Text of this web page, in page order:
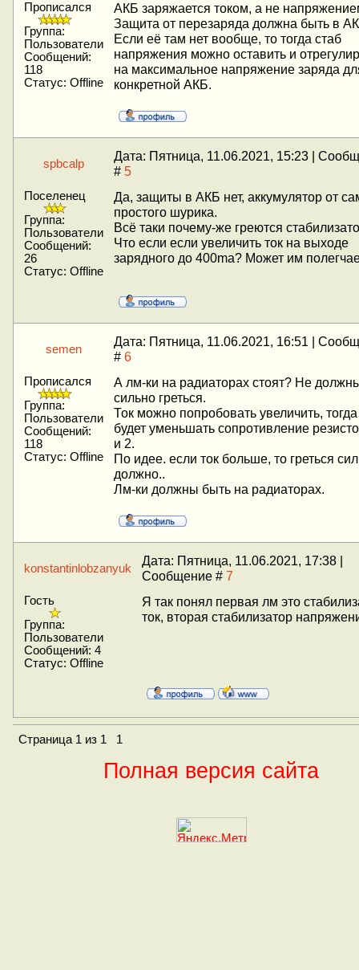
Прописался
Группа:
Пользователи
Сообщений:
118
Статус: Offline
АКБ заряжается током, а не
Защита от перезаряда должна быть в
Если её там нет вообще, то тогда стаб
напряжения можно оставить и
на максимальное напряжение заряда
конкретной АКБ.
spbcalp
Дата: Пятница, 11.06.2021, 15:23 |
# 5
Поселенец
Группа:
Пользователи
Сообщений:
26
Статус: Offline
Да, защиты в АКБ нет, аккумулятор от
простого шурика.
Всё таки почему-же греются
Что если если увеличить ток на выходе
зарядного до 400ma? Может им
semen
Дата: Пятница, 11.06.2021, 16:51 |
# 6
Прописался
Группа:
Пользователи
Сообщений:
118
Статус: Offline
А лм-ки на радиаторах стоят? Не
сильно греться.
Ток можно попробовать увеличить,
будет уменьшать сопротивление
и 2.
По идее. если ток больше, то греться
должно..
Лм-ки должны быть на радиаторах.
konstantinlobzanyuk
Дата: Пятница, 11.06.2021, 17:38 |
Сообщение # 7
Гость
Группа:
Пользователи
Сообщений: 4
Статус: Offline
Я так понял первая лм это
ток, вторая стабилизатор
Страница 1 из 1 1
Полная версия сайта